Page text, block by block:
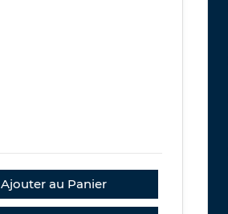
Ajouter au Panier